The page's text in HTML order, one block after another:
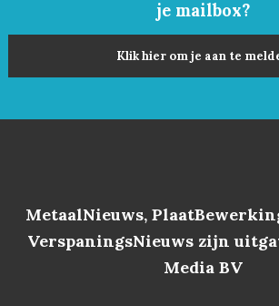
je mailbox?
Klik hier om je aan te
MetaalNieuws,
VerspaningsNieuws zijn
Media BV